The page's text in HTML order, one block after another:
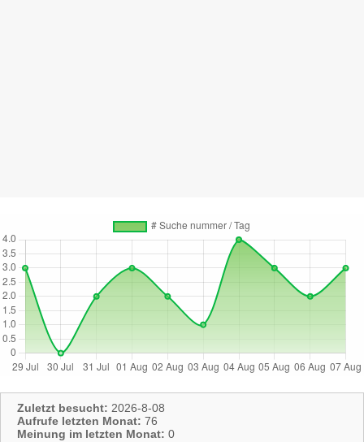
Zuletzt besucht: 2026-8-08
Aufrufe letzten Monat: 76
Meinung im letzten Monat: 0